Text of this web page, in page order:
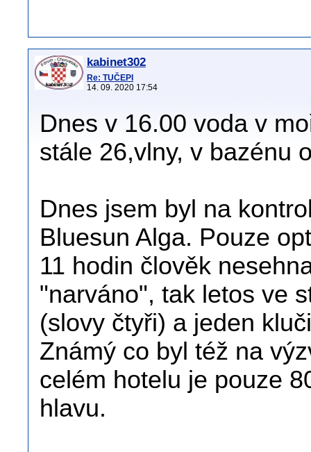
kabinet302
Re: TUČEPI
14. 09. 2020 17:54
Dnes v 16.00 voda v
stále 26,vlny, v bazénu
Dnes jsem byl na
Bluesun Alga. Pouze
11 hodin člověk
"narváno", tak letos ve
(slovy čtyři) a jeden
Známý co byl též na
celém hotelu je pouze
hlavu.